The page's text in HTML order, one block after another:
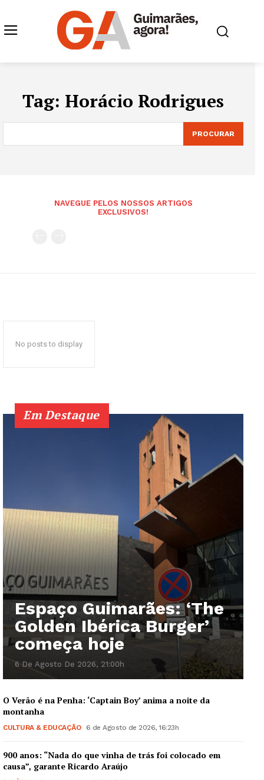
Tag: Horácio Rodrigues
PROCURAR
NAVEGUE PELOS NOSSOS ARTIGOS
EXCLUSIVOS!
No posts to display
Em Destaque
Espaço Guimarães: ‘The
Golden Ibérica Burger’
começa hoje
6 De Agosto De 2026, 21:00h
O Verão é na Penha: ‘Captain Boy’ anima a noite da
montanha
CULTURA & EDUCAÇÃO 6 de Agosto de 2026, 16:23h
900 anos: “Nada do que vinha de trás foi colocado em
causa”, garante Ricardo Araújo